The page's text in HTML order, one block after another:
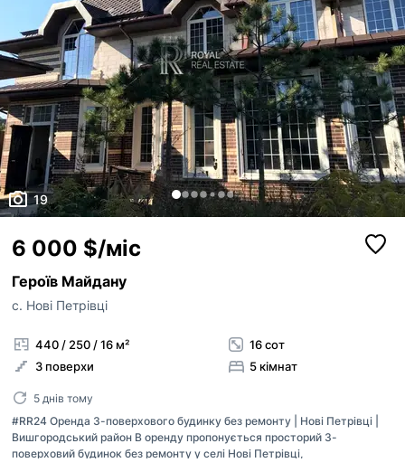
19
6 000 $/міс
Героїв Майдану
с. Нові Петрівці
440 / 250 / 16 м²
3 поверхи
16 сот
5 кімнат
5 днів тому
#RR24 Оренда 3-поверхового будинку без ремонту | Нові Петрівці |
Вишгородський район В оренду пропонується просторий 3-
поверховий будинок без ремонту у селі Нові Петрівці,